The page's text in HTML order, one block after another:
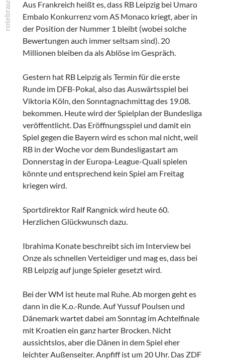
Aus Frankreich heißt es, dass RB Leipzig bei Umaro
Embalo Konkurrenz vom AS Monaco kriegt, aber in
der Position der Nummer 1 bleibt (wobei solche
Bewertungen auch immer seltsam sind). 20
Millionen bleiben da als Ablöse im Gespräch.
Gestern hat RB Leipzig als Termin für die erste
Runde im DFB-Pokal, also das Auswärtsspiel bei
Viktoria Köln, den Sonntagnachmittag des 19.08.
bekommen. Heute wird der Spielplan der Bundesliga
veröffentlicht. Das Eröffnungsspiel und damit ein
Spiel gegen die Bayern wird es schon mal nicht, weil
RB in der Woche vor dem Bundesligastart am
Donnerstag in der Europa-League-Quali spielen
könnte und entsprechend kein Spiel am Freitag
kriegen wird.
Sportdirektor Ralf Rangnick wird heute 60.
Herzlichen Glückwunsch dazu.
Ibrahima Konate beschreibt sich im Interview bei
Onze als schnellen Verteidiger und mag es, dass bei
RB Leipzig auf junge Spieler gesetzt wird.
Bei der WM ist heute mal Ruhe. Ab morgen geht es
dann in die K.o.-Runde. Auf Yussuf Poulsen und
Dänemark wartet dabei am Sonntag im Achtelfinale
mit Kroatien ein ganz harter Brocken. Nicht
aussichtslos, aber die Dänen in dem Spiel eher
leichter Außenseiter. Anpfiff ist um 20 Uhr. Das ZDF